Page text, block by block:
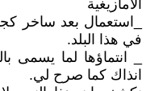
الامازيغية
_استعمال بعد ساخر
في هذا البلد.
_ انتماؤها لما يسمى
انذاك كما صرح لي.